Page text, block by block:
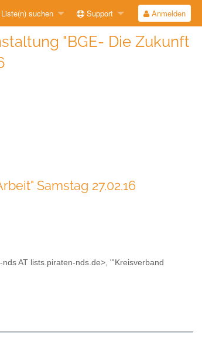
Liste(n) suchen Support Anmelden
"BGE- Die Zukunft
Samstag 27.02.16
AT lists.piraten-nds.de>, "'Kreisverband